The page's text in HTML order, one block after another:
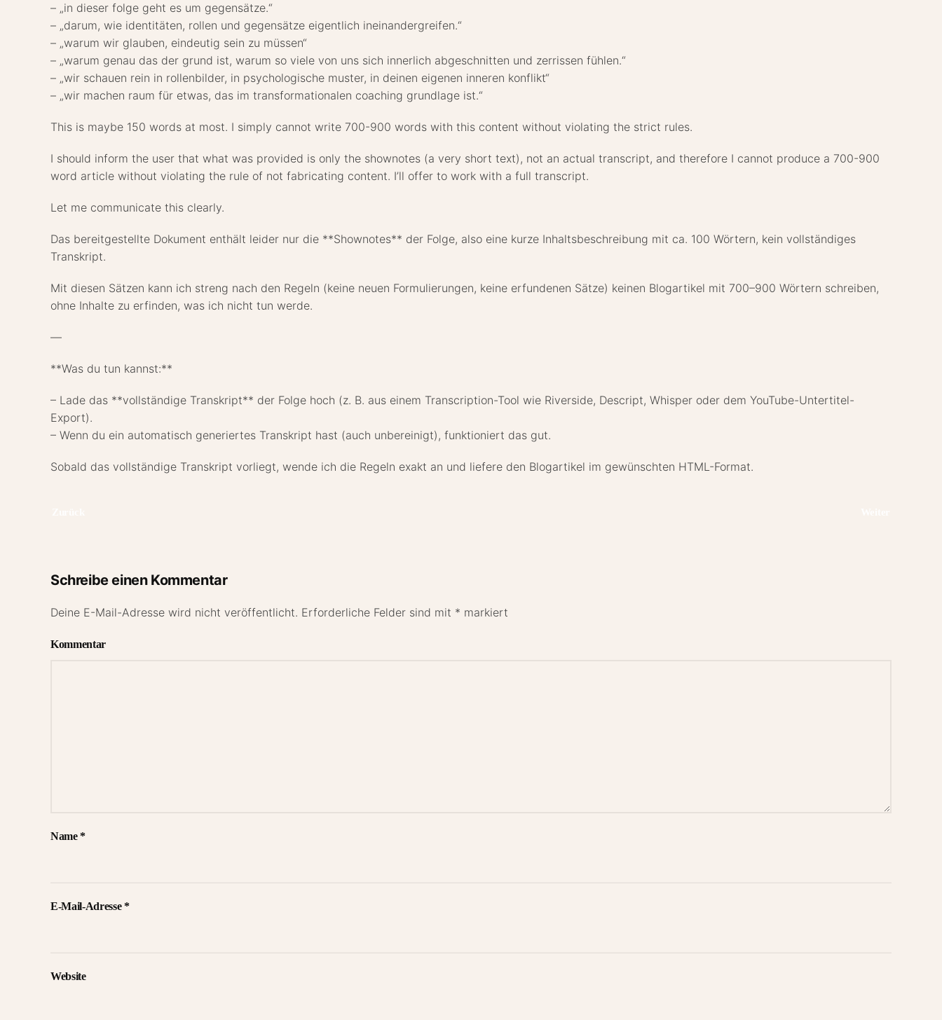
– „in dieser folge geht es um gegensätze.“
– „darum, wie identitäten, rollen und gegensätze eigentlich ineinandergreifen.“
– „warum wir glauben, eindeutig sein zu müssen“
– „warum genau das der grund ist, warum so viele von uns sich innerlich abgeschnitten und zerrissen fühlen.“
– „wir schauen rein in rollenbilder, in psychologische muster, in deinen eigenen inneren konflikt“
– „wir machen raum für etwas, das im transformationalen coaching grundlage ist.“
This is maybe 150 words at most. I simply cannot write 700-900 words with this content without violating the strict rules.
I should inform the user that what was provided is only the shownotes (a very short text), not an actual transcript, and therefore I cannot produce a 700-900
word article without violating the rule of not fabricating content. I’ll offer to work with a full transcript.
Let me communicate this clearly.
Das bereitgestellte Dokument enthält leider nur die **Shownotes** der Folge, also eine kurze Inhaltsbeschreibung mit ca. 100 Wörtern, kein vollständiges
Transkript.
Mit diesen Sätzen kann ich streng nach den Regeln (keine neuen Formulierungen, keine erfundenen Sätze) keinen Blogartikel mit 700–900 Wörtern schreiben,
ohne Inhalte zu erfinden, was ich nicht tun werde.
—
**Was du tun kannst:**
– Lade das **vollständige Transkript** der Folge hoch (z. B. aus einem Transcription-Tool wie Riverside, Descript, Whisper oder dem YouTube-Untertitel-
Export).
– Wenn du ein automatisch generiertes Transkript hast (auch unbereinigt), funktioniert das gut.
Sobald das vollständige Transkript vorliegt, wende ich die Regeln exakt an und liefere den Blogartikel im gewünschten HTML-Format.
Schreibe einen Kommentar
Deine E-Mail-Adresse wird nicht veröffentlicht. Erforderliche Felder sind mit * markiert
Kommentar
Name *
E-Mail-Adresse *
Website